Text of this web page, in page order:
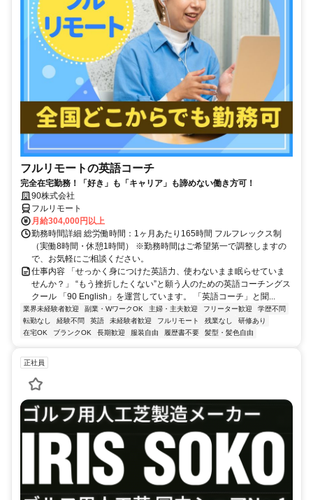
フルリモートの英語コーチ
完全在宅勤務！「好き」も「キャリア」も諦めない働き方可！
90株式会社
フルリモート
月給304,000円以上
勤務時間詳細 総労働時間：1ヶ月あたり165時間 フルフレックス制
（実働8時間・休憩1時間） ※勤務時間はご希望第一で調整しますの
で、お気軽にご相談ください。
仕事内容 「せっかく身につけた英語力、使わないまま眠らせていま
せんか？」 “もう挫折したくない”と願う人のための英語コーチングス
クール 「90 English」を運営しています。 「英語コーチ」と聞...
業界未経験者歓迎 副業・WワークOK 主婦・主夫歓迎 フリーター歓迎
学歴不問
転勤なし
経験不問 英語 未経験者歓迎 フルリモート 残業なし
研修あり
在宅OK
ブランクOK 長期歓迎 服装自由 履歴書不要 髪型・髪色自由
正社員